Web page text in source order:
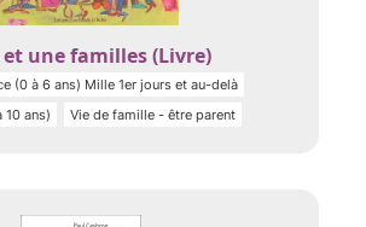
une familles (Livre)
(0 à 6 ans) Mille 1er jours et au-delà
10 ans)
Vie de famille - être parent